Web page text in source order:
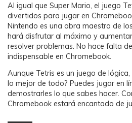
Al igual que Super Mario, el juego
divertidos para jugar en
Nintendo es una obra maestra de
hará disfrutar al máximo y
resolver problemas. No hace falta
indispensable en Chromebook.
Aunque Tetris es un juego de
lo mejor de todo? Puedes jugar en
demostrarles lo que sabes hacer.
Chromebook estará encantado de